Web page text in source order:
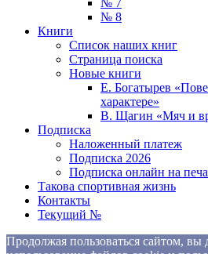
№ 8
Книги
Список наших книг
Страница поиска
Новые книги
Е. Богатырев
характере»
В. Щагин «Мяч и
Подписка
Наложенный платеж
Подписка 2026
Подписка онлайн на
Такова спортивная жизнь
Контакты
Текущий №
Продолжая пользоваться сайтом, вы